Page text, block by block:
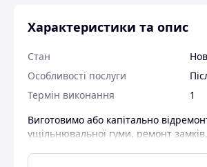
Характеристики та опис
Стан
Особливості послуги
Термін виконання
1
Виготовимо або капітально
ущільнювальної гуми, ремонт
Виготовляє ворота різних